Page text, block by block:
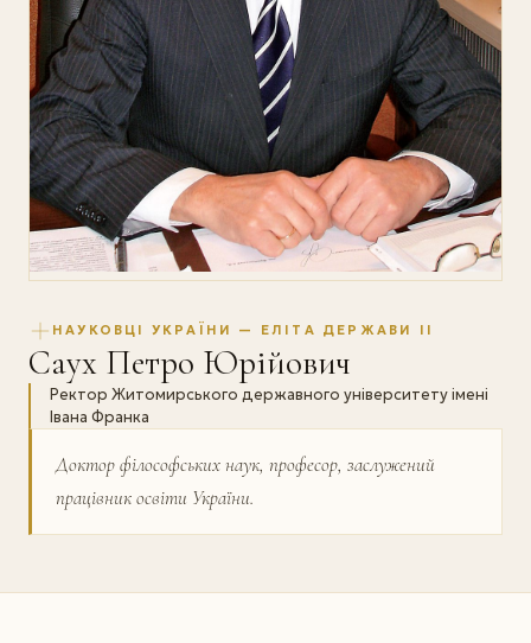
НАУКОВЦІ УКРАЇНИ — ЕЛІТА ДЕРЖАВИ II
Саух Петро Юрійович
Ректор Житомирського державного університету імені
Івана Франка
Доктор філософських наук, професор, заслужений
працівник освіти України.